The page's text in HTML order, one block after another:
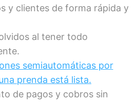
y clientes de forma rápida y
al tener todo
semiautomáticas por
prenda está lista.
de pagos y cobros sin